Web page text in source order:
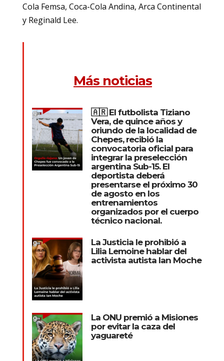
Cola Femsa, Coca-Cola Andina, Arca Continental
y Reginald Lee.
Más noticias
🇦🇷 El futbolista Tiziano
Vera, de quince años y
oriundo de la localidad de
Chepes, recibió la
convocatoria oficial para
integrar la preselección
argentina Sub-15. El
deportista deberá
presentarse el próximo 30
de agosto en los
entrenamientos
organizados por el cuerpo
técnico nacional.
La Justicia le prohibió a
Lilia Lemoine hablar del
activista autista Ian Moche
La ONU premió a Misiones
por evitar la caza del
yaguareté